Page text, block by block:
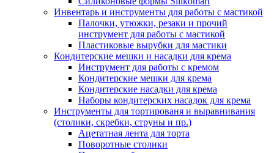
Инвентарь и инструменты для работы с мастикой
Палочки, утюжки, резаки и прочий
инструмент для работы с мастикой
Пластиковые вырубки для мастики
Кондитерские мешки и насадки для крема
Инструмент для работы с кремом
Кондитерские мешки для крема
Кондитерские насадки для крема
Наборы кондитерских насадок для крема
Инструменты для тортированя и выравнивания
(столики, скребки, струны и пр.)
Ацетатная лента для торта
Поворотные столики